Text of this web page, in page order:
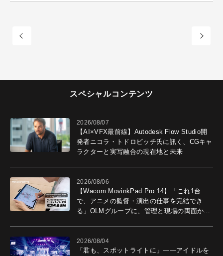
スペシャルコンテンツ
2026/08/07
【AI×VFX最前線】Autodesk Flow Studio開
発者ニコラ・トドロビッチ氏に訊く、CGキャ
ラクターと実写融合の現在地と未来
2026/08/06
【Wacom MovinkPad Pro 14】「これ1台
で、アニメの監督・演出の仕事を完結でき
る」OLMグループに、管理と現場の両面から
2026/08/04
「君も、スポットライトに」――アイドルを